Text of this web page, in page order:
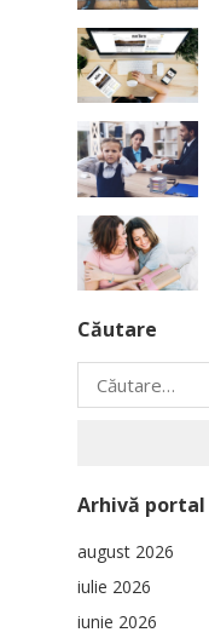
Căutare
Caută
după:
Arhivă portal
august 2026
iulie 2026
iunie 2026